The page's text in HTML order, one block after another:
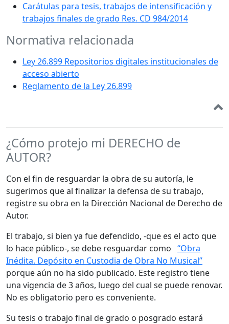
Carátulas para tesis, trabajos de intensificación y
trabajos finales de grado Res. CD 984/2014
Normativa relacionada
Ley 26.899 Repositorios digitales institucionales de
acceso abierto
Reglamento de la Ley 26.899
¿Cómo protejo mi DERECHO de
AUTOR?
Con el fin de resguardar la obra de su autoría, le
sugerimos que al finalizar la defensa de su trabajo,
registre su obra en la Dirección Nacional de Derecho de
Autor.
El trabajo, si bien ya fue defendido, -que es el acto que
lo hace público-, se debe resguardar como “Obra
Inédita. Depósito en Custodia de Obra No Musical”
porque aún no ha sido publicado. Este registro tiene
una vigencia de 3 años, luego del cual se puede renovar.
No es obligatorio pero es conveniente.
Su tesis o trabajo final de grado o posgrado estará